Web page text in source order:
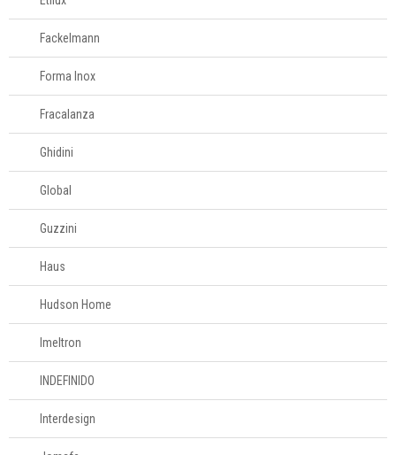
Fackelmann
Forma Inox
Fracalanza
Ghidini
Global
Guzzini
Haus
Hudson Home
Imeltron
INDEFINIDO
Interdesign